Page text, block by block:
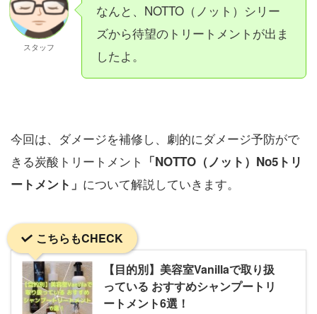
スタッフ
なんと、NOTTO（ノット）シリー
ズから待望のトリートメントが出ま
したよ。
今回は、ダメージを補修し、劇的にダメージ予防がで
きる炭酸トリートメント 「NOTTO（ノット）No5トリ
ートメント」 について解説していきます。
こちらもCHECK
【目的別】美容室Vanillaで取り扱
っている おすすめシャンプートリ
ートメント6選！